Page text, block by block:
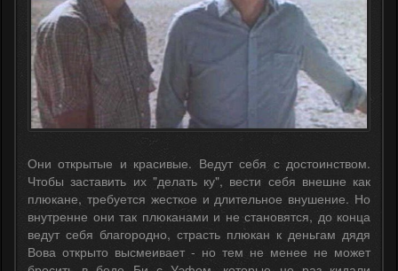
Они открытые и красивые. Ведут себя с достоинством.
Чтобы заставить их "делать ку", вести себя внешне как
плюкане, требуется жесткое и длительное внушение. Но
внутренне они так плюканами и не становятся, до конца
ведут себя благородно, страсть плюкан к деньгам дядя
Вова открыто высмеивает - но тем не менее не может